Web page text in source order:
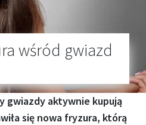
wśród gwiazd
gwiazdy aktywnie kupują
się nowa fryzura, którą